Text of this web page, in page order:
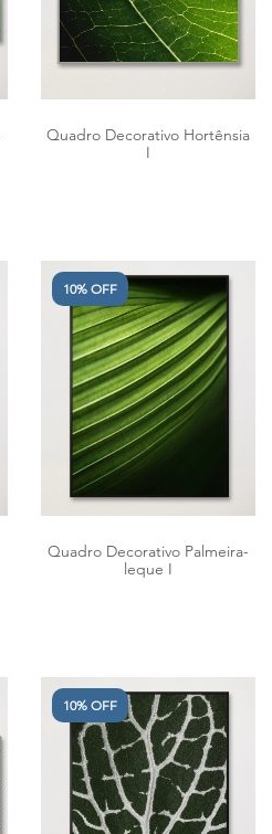
Quadro Decorativo Hortênsia
I
10% OFF
Quadro Decorativo Palmeira-
leque I
10% OFF